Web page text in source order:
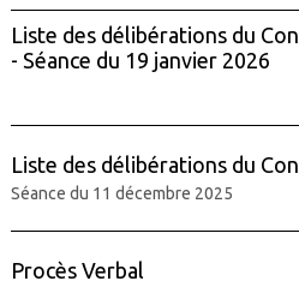
Liste des délibérations du
- Séance du 19 janvier 2026
Liste des délibérations du
Séance du 11 décembre 2025
Procès Verbal